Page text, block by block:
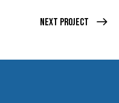
Next Project